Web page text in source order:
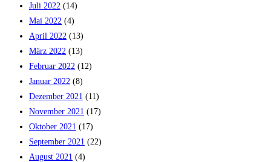
Juli 2022 (14)
Mai 2022 (4)
April 2022 (13)
März 2022 (13)
Februar 2022 (12)
Januar 2022 (8)
Dezember 2021 (11)
November 2021 (17)
Oktober 2021 (17)
September 2021 (22)
August 2021 (4)